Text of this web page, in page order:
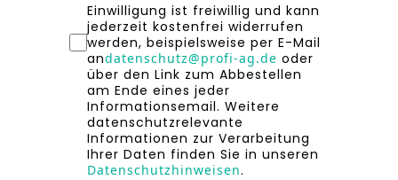
Einwilligung ist freiwillig und kann
jederzeit kostenfrei widerrufen
werden, beispielsweise per E-Mail
andatenschutz@profi-ag.de oder
über den Link zum Abbestellen
am Ende eines jeder
Informationsemail. Weitere
datenschutzrelevante
Informationen zur Verarbeitung
Ihrer Daten finden Sie in unseren
Datenschutzhinweisen.